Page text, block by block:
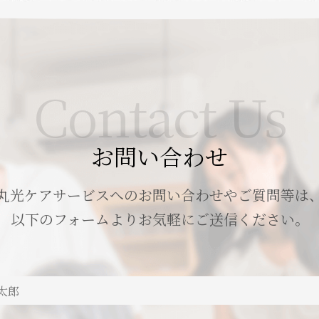
Contact Us
お問い合わせ
光ケアサービスへのお問い合わせやご質問等は
以下のフォームよりお気軽にご送信ください。